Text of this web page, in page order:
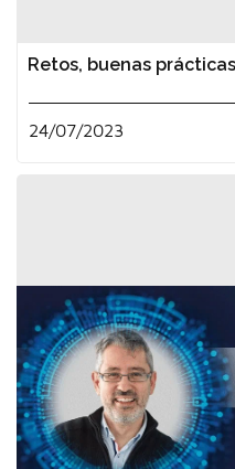
Retos, buenas
24/07/2023